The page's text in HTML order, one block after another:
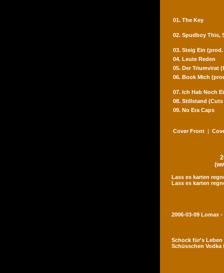
01. The Key
02. Spudboy This,
03. Steig Ein
04. Leute Reden
05. Der Triumvirat
06. Book Mich
07. Ich Hab Noch
08. Stillstand
09. No Era Caps
Cover Front |
Lass es karten
Lass es karten
2006-03-09 Lomax
Schock für's
Schüsschen Vodka